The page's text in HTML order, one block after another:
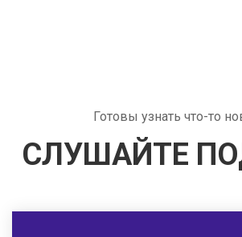
Готовы узнать что-то
СЛУШАЙТЕ